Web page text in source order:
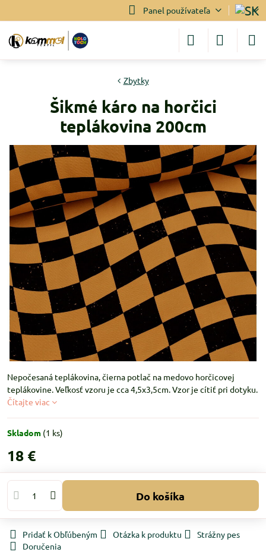
Panel používateľa
Zbytky
Šikmé káro na horčici
teplákovina 200cm
Nepočesaná teplákovina, čierna potlač na medovo horčicovej
teplákovine. Veľkosť vzoru je cca 4,5x3,5cm. Vzor je cítiť pri dotyku.
Čítajte viac
Skladom (1 ks)
18 €
Do košíka
Pridať k Obľúbeným Otázka k produktu
Strážny pes
Doručenia